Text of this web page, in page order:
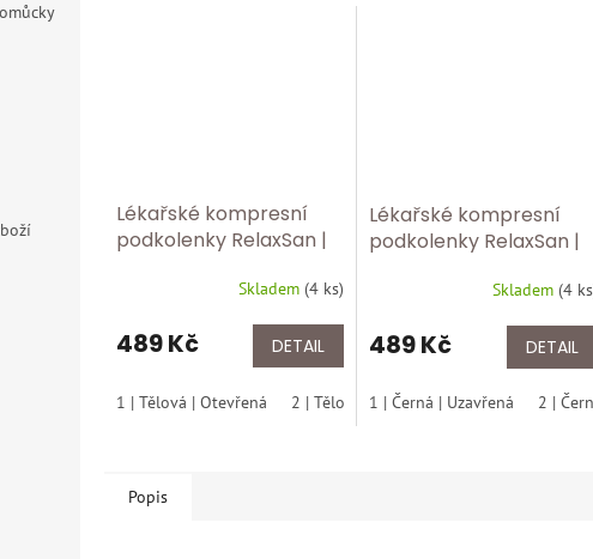
Lékařské kompresní
podkolenky RelaxSan |
Mikrovlákno ✅ 2150
otevřená špice tělová
Skladem (4 ks)
489 Kč DETAIL
1 | Tělová | Otevřená 2 | Tělová | Otevřená 3 | Tělová |
Lékařské kompresní
podkolenky RelaxSan |
Mikrovlákno ✅ 2150
uzavřená špice černá
Skladem (4 ks
489 Kč DETAIL
1 | Černá | Uzavřená 2 |
Popis